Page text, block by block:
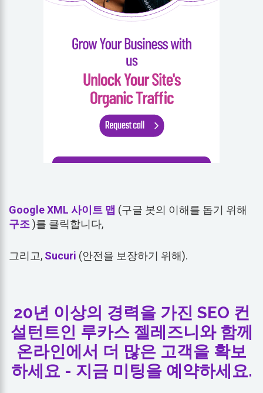
Google XML 사이트 맵 (구글 봇의 이해를 돕기 위해
구조)를 클릭합니다,
그리고, Sucuri (안전을 보장하기 위해).
20년 이상의 경력을 가진 SEO 컨
설턴트인 루카스 젤레즈니와 함께
온라인에서 더 많은 고객을 확보
하세요 - 지금 미팅을 예약하세요.